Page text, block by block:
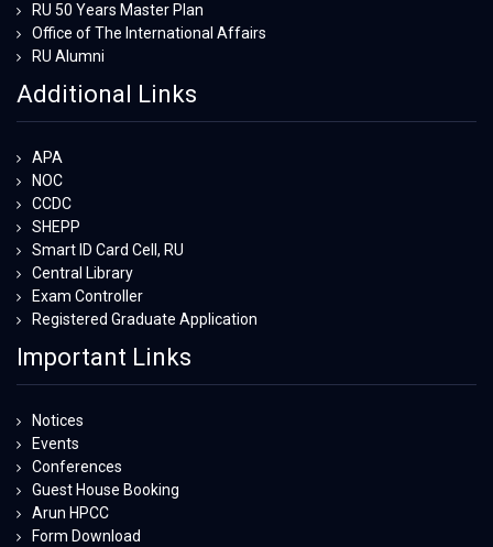
RU 50 Years Master Plan
Office of The International Affairs
RU Alumni
Additional Links
APA
NOC
CCDC
SHEPP
Smart ID Card Cell, RU
Central Library
Exam Controller
Registered Graduate Application
Important Links
Notices
Events
Conferences
Guest House Booking
Arun HPCC
Form Download